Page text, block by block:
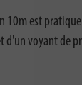
10m est
d'un voyant de